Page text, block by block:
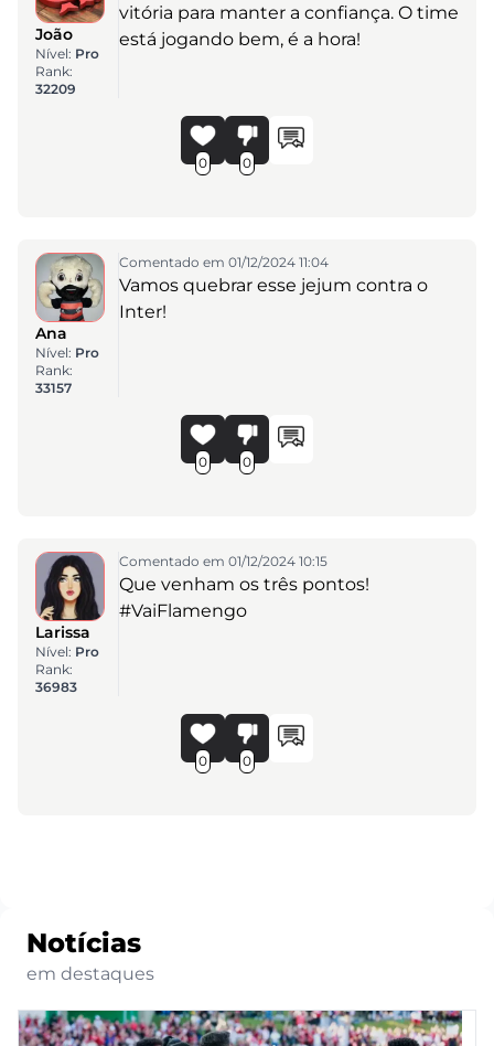
João
Nível: Pro
Rank:
32209
vitória para manter a confiança. O time
está jogando bem, é a hora!
0 0
Ana
Nível: Pro
Rank:
33157
Comentado em 01/12/2024 11:04
Vamos quebrar esse jejum contra o
Inter!
0 0
Larissa
Nível: Pro
Rank:
36983
Comentado em 01/12/2024 10:15
Que venham os três pontos!
#VaiFlamengo
0 0
Notícias
em destaques